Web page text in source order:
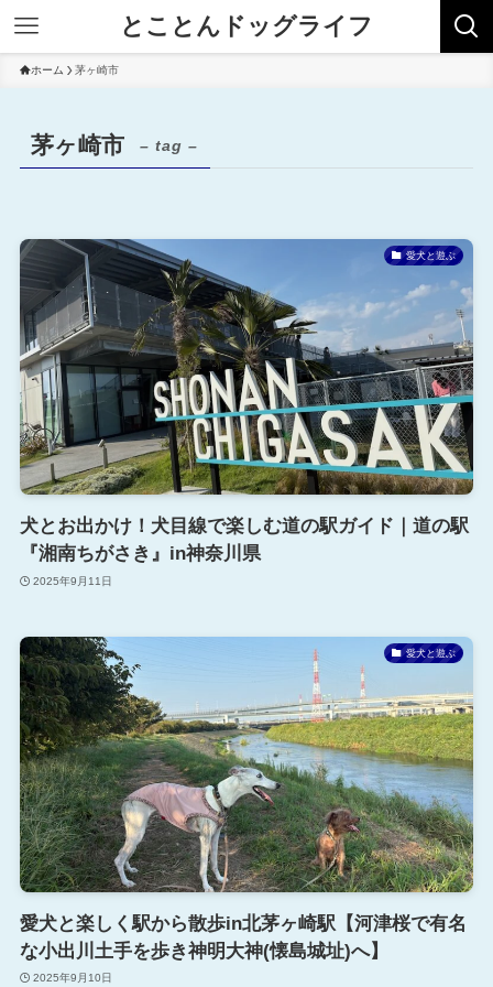
とことんドッグライフ
ホーム 茅ヶ崎市
茅ヶ崎市 – tag –
愛犬と遊ぶ
犬とお出かけ！犬目線で楽しむ道の駅ガイド｜道の駅
『湘南ちがさき』in神奈川県
2025年9月11日
愛犬と遊ぶ
愛犬と楽しく駅から散歩in北茅ヶ崎駅【河津桜で有名
な小出川土手を歩き神明大神(懐島城址)へ】
2025年9月10日